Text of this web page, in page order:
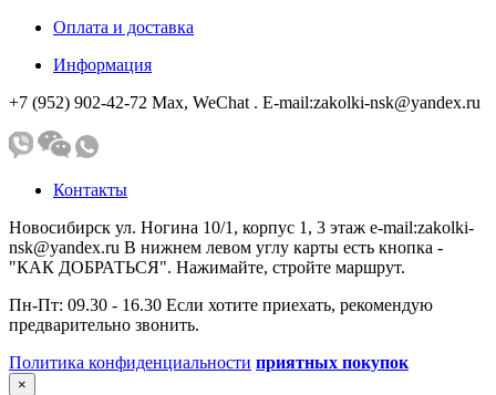
Оплата и доставка
Информация
+7 (952) 902-42-72 Мах, WeChat . E-mail:zakolki-nsk@yandex.ru
Контакты
Новосибирск ул. Ногина 10/1, корпус 1, 3 этаж e-mail:zakolki-
nsk@yandex.ru В нижнем левом углу карты есть кнопка -
"КАК ДОБРАТЬСЯ". Нажимайте, стройте маршрут.
Пн-Пт: 09.30 - 16.30 Если хотите приехать, рекомендую
предварительно звонить.
Политика конфиденциальности приятных покупок
×